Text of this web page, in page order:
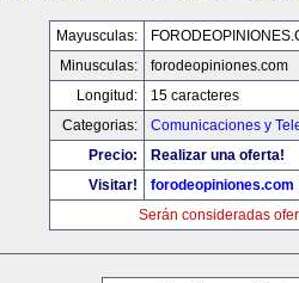
Mayusculas:
Minusculas:
forodeopiniones.com
Longitud:
15 caracteres
Categorias:
Comunicaciones y
Precio:
Realizar una oferta!
Visitar!
forodeopiniones.com
Serán consideradas